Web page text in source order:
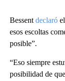
Bessent declaró
esos escoltas
posible”.
“Eso siempre
posibilidad de